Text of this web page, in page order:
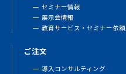
セミナー情報
展示会情報
教育サービス・セミナー依頼
ご注文
導入コンサルティング